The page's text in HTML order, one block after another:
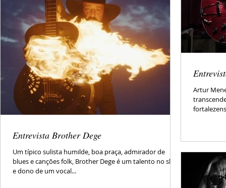
Entrevista Brother Dege
Um típico sulista humilde, boa praça, admirador de
blues e canções folk, Brother Dege é um talento no slide
e dono de um vocal...
Artur